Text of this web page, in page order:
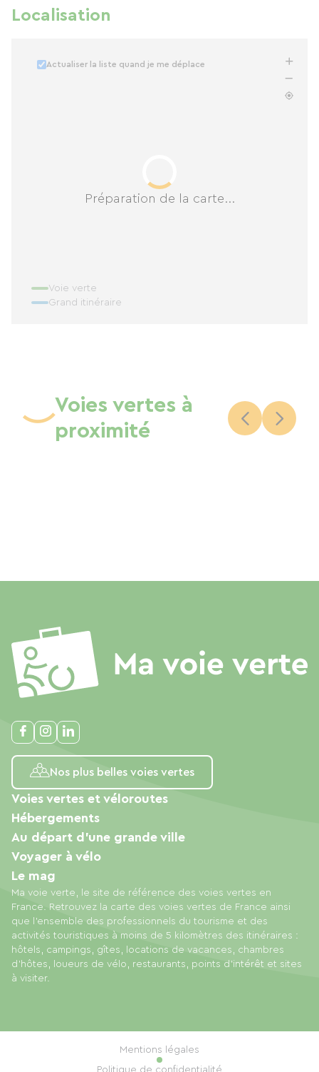
Localisation
Préparation de la carte...
Actualiser la liste quand je me déplace
Voie verte
Grand itinéraire
Voies vertes à
proximité
Nos plus belles voies vertes
Ma voie verte, le site de référence des voies vertes en
France. Retrouvez la carte des voies vertes de France ainsi
que l'ensemble des professionnels du tourisme et des
activités touristiques à moins de 5 kilomètres des itinéraires :
hôtels, campings, gîtes, locations de vacances, chambres
d'hôtes, loueurs de vélo, restaurants, points d'intérêt et sites
à visiter.
Voies vertes et véloroutes
Hébergements
Au départ d'une grande ville
Voyager à vélo
Le mag
Mentions légales
Politique de confidentialité